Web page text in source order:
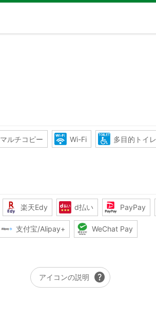
マルチコピー Wi-Fi 多目的トイレ
楽天Edy d払い PayPay
支付宝/Alipay+ WeChat Pay
アイコンの説明 help